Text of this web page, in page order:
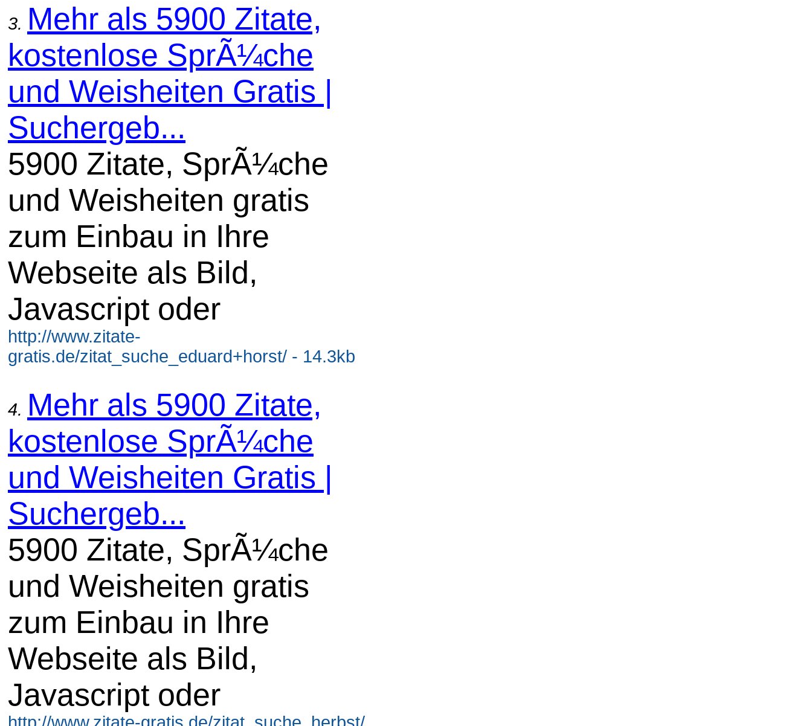
3. Mehr als 5900 Zitate,
kostenlose SprÃ¼che
und Weisheiten Gratis |
Suchergeb...
5900 Zitate, SprÃ¼che
und Weisheiten gratis
zum Einbau in Ihre
Webseite als Bild,
Javascript oder
http://www.zitate-
gratis.de/zitat_suche_eduard+horst/ - 14.3kb
4. Mehr als 5900 Zitate,
kostenlose SprÃ¼che
und Weisheiten Gratis |
Suchergeb...
5900 Zitate, SprÃ¼che
und Weisheiten gratis
zum Einbau in Ihre
Webseite als Bild,
Javascript oder
http://www.zitate-gratis.de/zitat_suche_herbst/